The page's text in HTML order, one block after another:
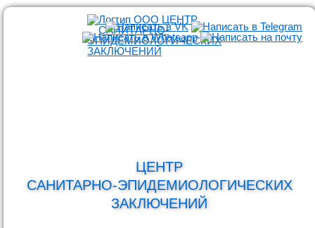
ЦЕНТР
САНИТАРНО-ЭПИДЕМИОЛОГИЧЕСКИХ
ЗАКЛЮЧЕНИЙ